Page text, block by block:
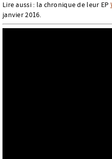
Lire aussi : la chronique de leur EP
janvier 2016.